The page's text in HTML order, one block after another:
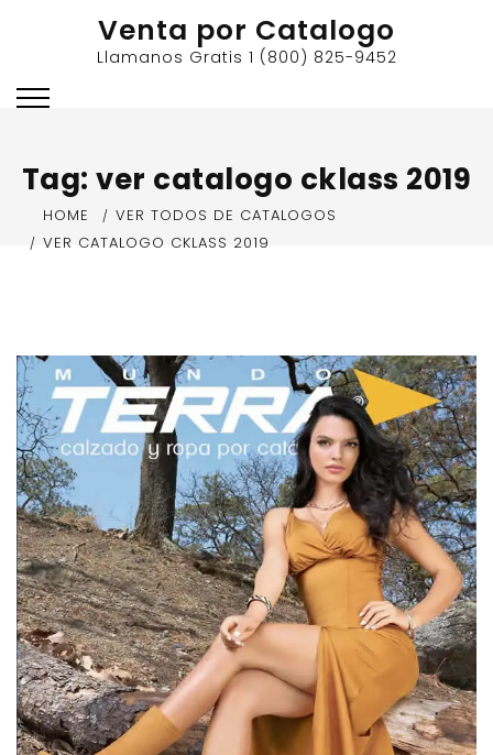
Venta por Catalogo
Llamanos Gratis 1 (800) 825-9452
Tag:ver catalogo cklass 2019
HOME
VER TODOS DE CATALOGOS
VER CATALOGO CKLASS 2019